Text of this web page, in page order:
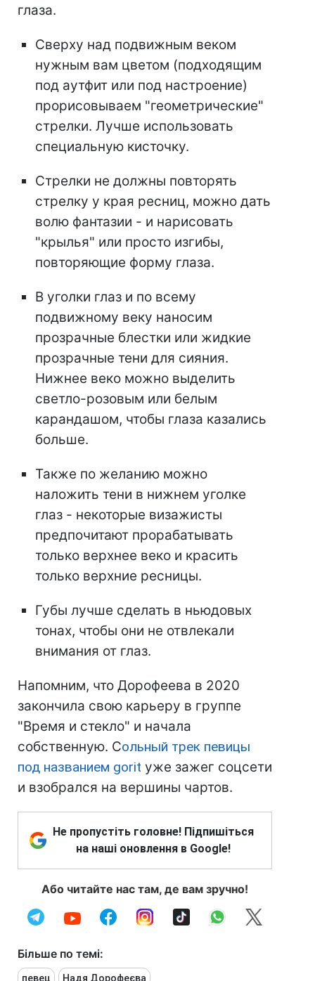
глаза.
Сверху над подвижным веком
нужным вам цветом (подходящим
под аутфит или под настроение)
прорисовываем "геометрические"
стрелки. Лучше использовать
специальную кисточку.
Стрелки не должны повторять
стрелку у края ресниц, можно дать
волю фантазии - и нарисовать
"крылья" или просто изгибы,
повторяющие форму глаза.
В уголки глаз и по всему
подвижному веку наносим
прозрачные блестки или жидкие
прозрачные тени для сияния.
Нижнее веко можно выделить
светло-розовым или белым
карандашом, чтобы глаза казались
больше.
Также по желанию можно
наложить тени в нижнем уголке
глаз - некоторые визажисты
предпочитают прорабатывать
только верхнее веко и красить
только верхние ресницы.
Губы лучше сделать в ньюдовых
тонах, чтобы они не отвлекали
внимания от глаз.
Напомним, что Дорофеева в 2020
закончила свою карьеру в группе
"Время и стекло" и начала
собственную. Сольный трек певицы
под названием gorit уже зажег соцсети
и взобрался на вершины чартов.
Не пропустіть головне! Підпишіться
на наші оновлення в Google!
Або читайте нас там, де вам зручно!
Більше по темі:
певец Надя Дорофеєва